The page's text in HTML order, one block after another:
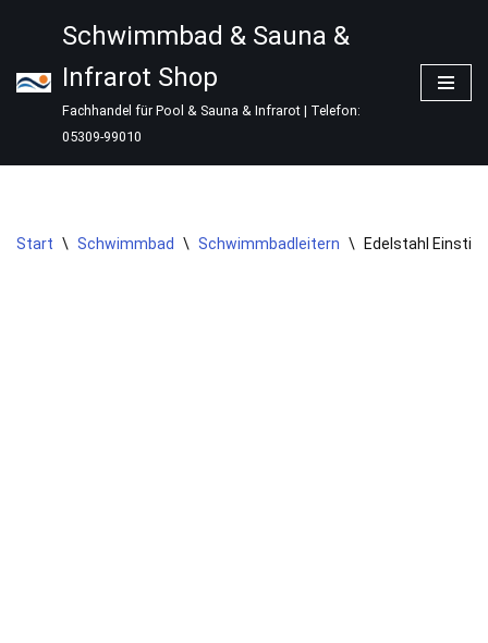
Inhalt
springen
Schwimmbad & Sauna &
Infrarot Shop
Fachhandel für Pool & Sauna & Infrarot | Telefon:
05309-99010
Start \ Schwimmbad \ Schwimmbadleitern \ Edelstahl